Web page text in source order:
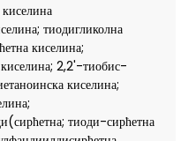
тиодигликолна
киселина;
2,2'-тиобис-
киселина;
тиоди-сирћетна